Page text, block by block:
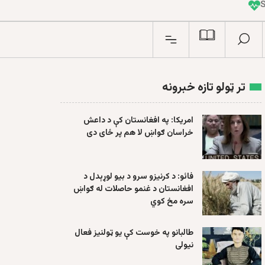
n
I
تر ټولو تازه خبرونه
امریکا: په افغانستان کې د داعش
خراسان ګواښ لا هم پر ځای دی
فائو: د کرنیزو سرو د بیو لوړېدل د
افغانستان د غنمو حاصلات له ګواښ
سره مخ کوي
طالبانو په خوست کې یو ټولنیز فعال
نیولی